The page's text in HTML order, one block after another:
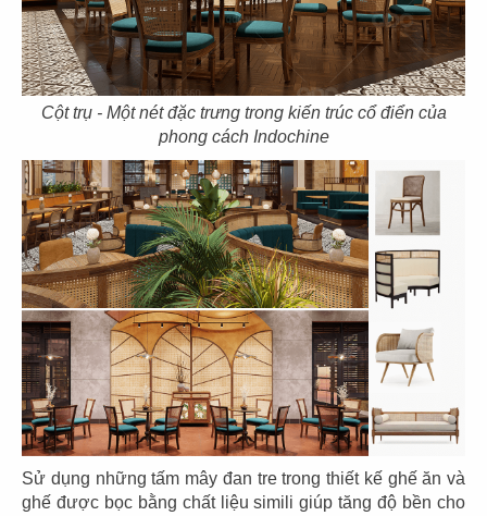
Cột trụ - Một nét đặc trưng trong kiến trúc cổ điển của
phong cách Indochine
Sử dụng những tấm mây đan tre trong thiết kế ghế ăn và
ghế được bọc bằng chất liệu simili giúp tăng độ bền cho
91
LEKAO'S COFFEE
CN Hùng Vương
92
L'AMANT CAFE
CN Võ Văn Tần
93
L'AMANT CAFE
CN Nguyễn Huệ
94
HỶ LẨM MÔN
CN